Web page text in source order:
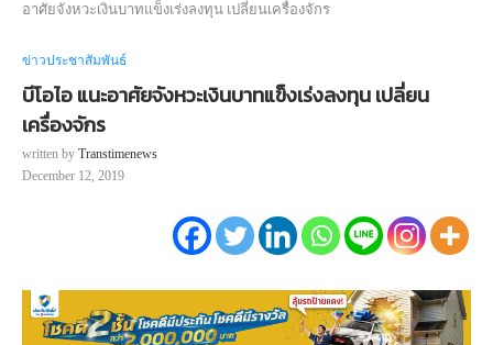
อาศัยจังหวะเงินบาทแข็งเร่งลงทุน เปลี่ยนเครื่องจักร
ข่าวประชาสัมพันธ์
บีโอไอ แนะอาศัยจังหวะเงินบาทแข็งเร่งลงทุน เปลี่ยน
เครื่องจักร
written by Transtimenews
December 12, 2019